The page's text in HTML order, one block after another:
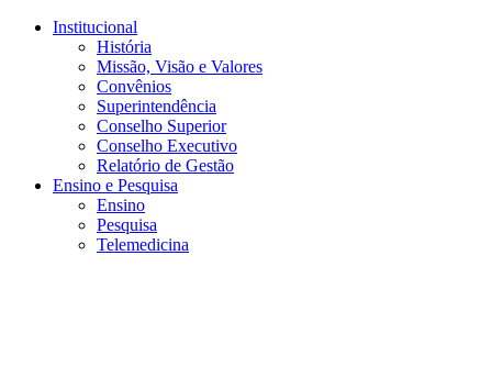
Conteúdo principal
Institucional
História
Missão, Visão e Valores
Convênios
Superintendência
Conselho Superior
Conselho Executivo
Relatório de Gestão
Ensino e Pesquisa
Ensino
Pesquisa
Telemedicina